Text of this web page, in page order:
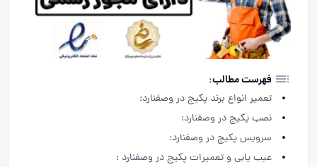
فهرست مطالب:
تعمیر انواع برند پکیج در وصفنارد:
نصب پکیج در وصفنارد:
سرویس پکیج در وصفنارد:
عیب یابی و تعمیرات پکیج در وصفنارد :